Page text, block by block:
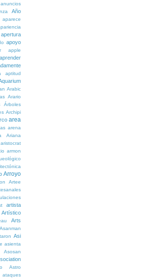
anuncios
Año
aparece
apertura
apoyo
apple
aprender
aptitud
Arabic
Arario
Árboles
Archipi
area
arena
Ariana
aristocrat
armon
Arroyo
Artee
artista
Artístico
Arts
Asanman
Asi
asienta
Asosan
Astro
ataques